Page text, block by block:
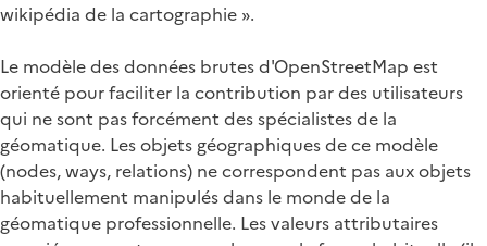
wikipédia de la cartographie ».
Le modèle des données brutes d'OpenStreetMap est
orienté pour faciliter la contribution par des utilisateurs
qui ne sont pas forcément des spécialistes de la
géomatique. Les objets géographiques de ce modèle
(nodes, ways, relations) ne correspondent pas aux objets
habituellement manipulés dans le monde de la
géomatique professionnelle. Les valeurs attributaires